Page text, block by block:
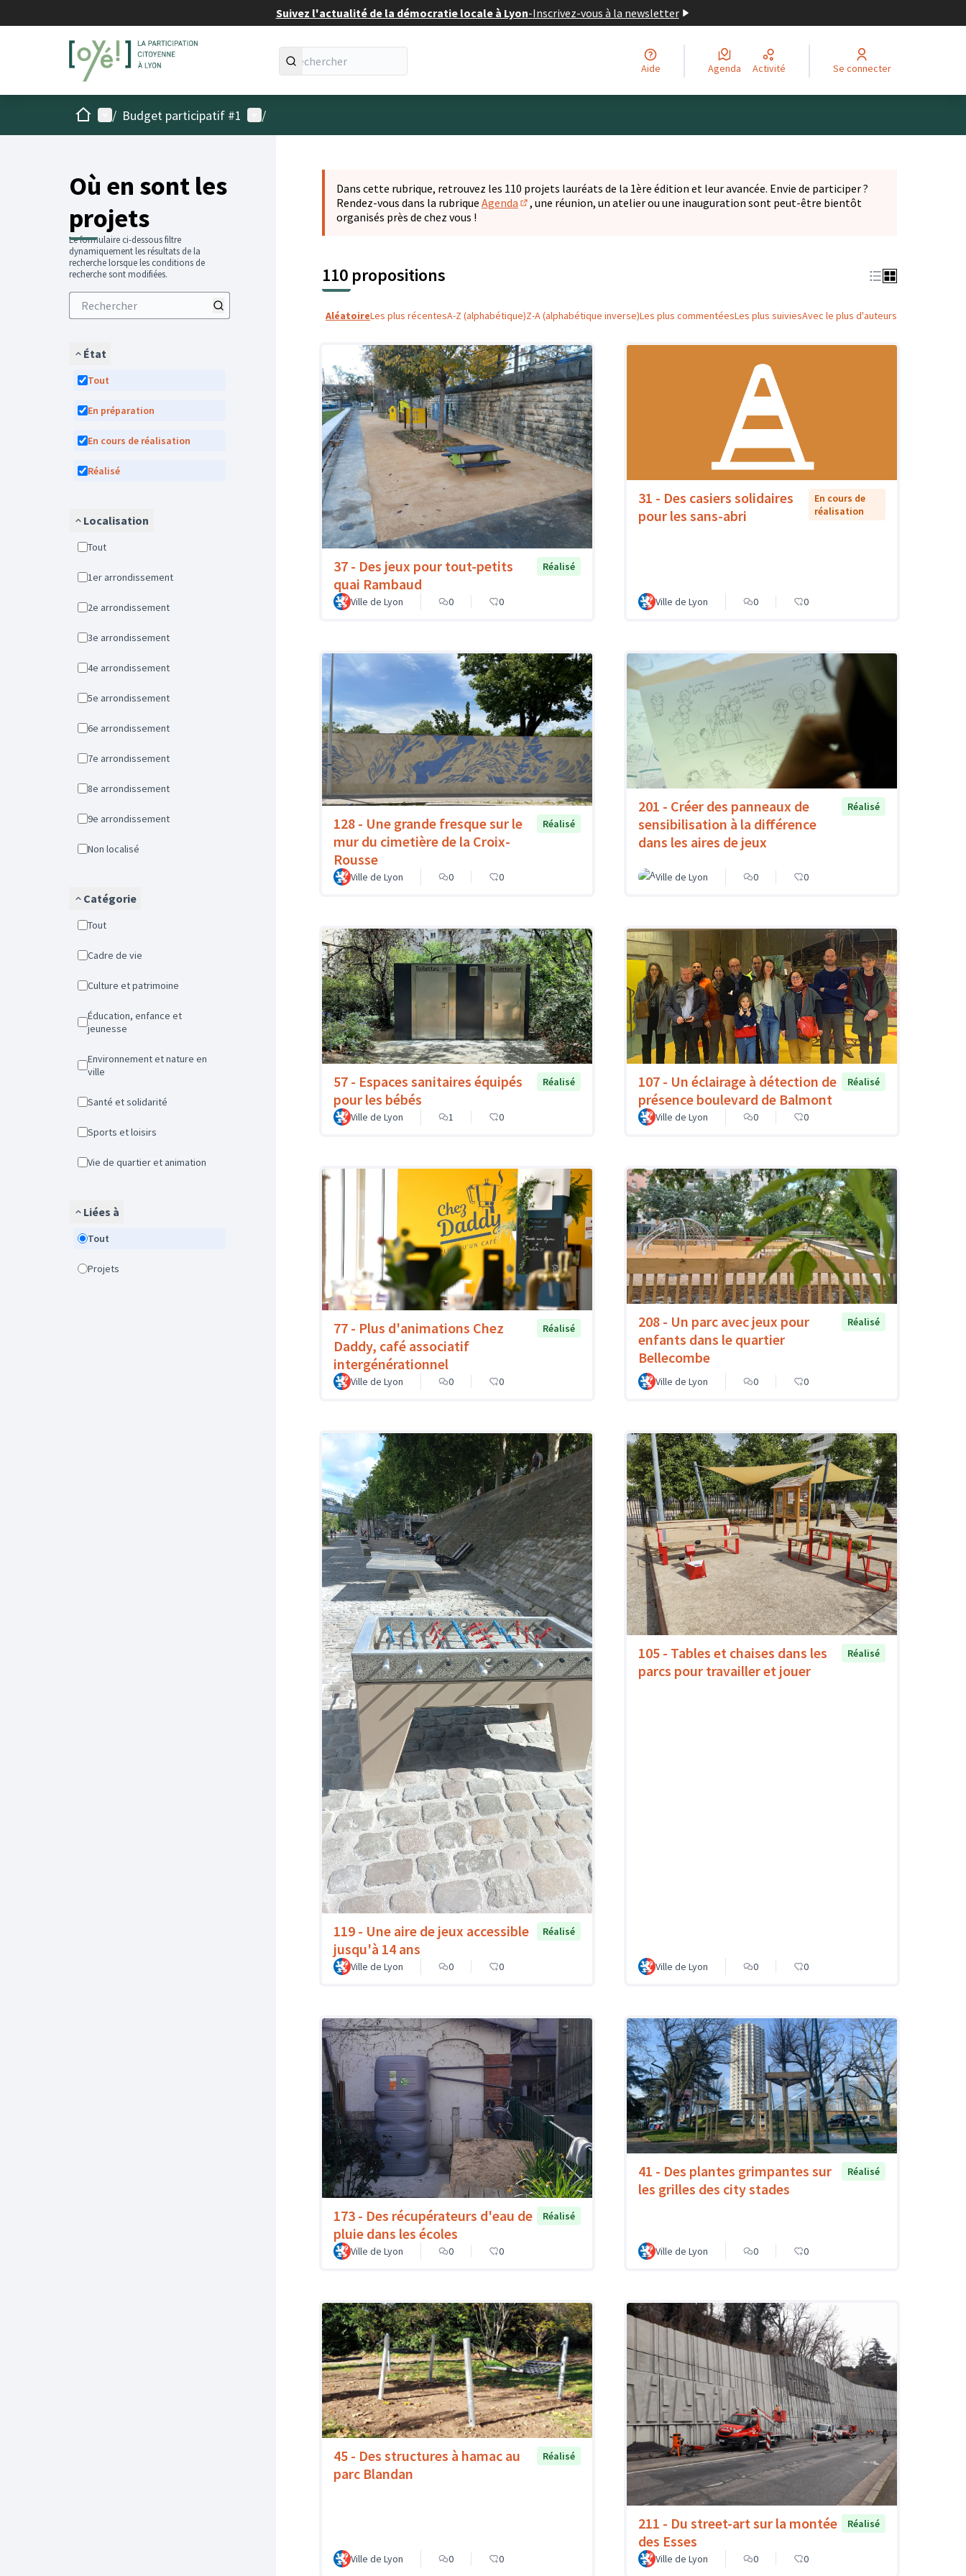
Suivez l'actualité de la démocratie locale à Lyon-Inscrivez-vous à la newsletter
Aide Agenda Activité Se connecter
AccueilMenu principal
/ Budget participatif #1 Menu utilisateur
/
Où en sont les
projets
Le formulaire ci-dessous filtre
dynamiquement les résultats de la
recherche lorsque les conditions de
recherche sont modifiées.
État
Tout
En préparation
En cours de réalisation
Réalisé
Localisation
Tout
1er arrondissement
2e arrondissement
3e arrondissement
4e arrondissement
5e arrondissement
6e arrondissement
7e arrondissement
8e arrondissement
9e arrondissement
Non localisé
Catégorie
Tout
Cadre de vie
Culture et patrimoine
Éducation, enfance et
jeunesse
Environnement et nature en
ville
Santé et solidarité
Sports et loisirs
Vie de quartier et animation
Liées à
Tout
Projets
Dans cette rubrique, retrouvez les 110 projets lauréats de la 1ère édition et leur avancée. Envie de participer ?
Rendez-vous dans la rubrique Agenda
(S'ouvre dans un nouvel onglet)
, une réunion, un atelier ou une inauguration sont peut-être bientôt
organisés près de chez vous !
110 propositions
AléatoireLes plus récentesA-Z (alphabétique)Z-A (alphabétique inverse)Les plus commentéesLes plus suiviesAvec le plus d'auteurs
37 - Des jeux pour tout-petits
quai Rambaud
Réalisé
Ville de Lyon 0 0
31 - Des casiers solidaires
pour les sans-abri
En cours de
réalisation
Ville de Lyon 0 0
128 - Une grande fresque sur le
mur du cimetière de la Croix-
Rousse
Réalisé
Ville de Lyon 0 0
201 - Créer des panneaux de
sensibilisation à la différence
dans les aires de jeux
Réalisé
Ville de Lyon 0 0
57 - Espaces sanitaires équipés
pour les bébés
Réalisé
Ville de Lyon 1 0
107 - Un éclairage à détection de
présence boulevard de Balmont
Réalisé
Ville de Lyon 0 0
77 - Plus d'animations Chez
Daddy, café associatif
intergénérationnel
Réalisé
Ville de Lyon 0 0
208 - Un parc avec jeux pour
enfants dans le quartier
Bellecombe
Réalisé
Ville de Lyon 0 0
119 - Une aire de jeux accessible
jusqu'à 14 ans
Réalisé
Ville de Lyon 0 0
105 - Tables et chaises dans les
parcs pour travailler et jouer
Réalisé
Ville de Lyon 0 0
173 - Des récupérateurs d'eau de
pluie dans les écoles
Réalisé
Ville de Lyon 0 0
41 - Des plantes grimpantes sur
les grilles des city stades
Réalisé
Ville de Lyon 0 0
45 - Des structures à hamac au
parc Blandan
Réalisé
Ville de Lyon 0 0
211 - Du street-art sur la montée
des Esses
Réalisé
Ville de Lyon 0 0